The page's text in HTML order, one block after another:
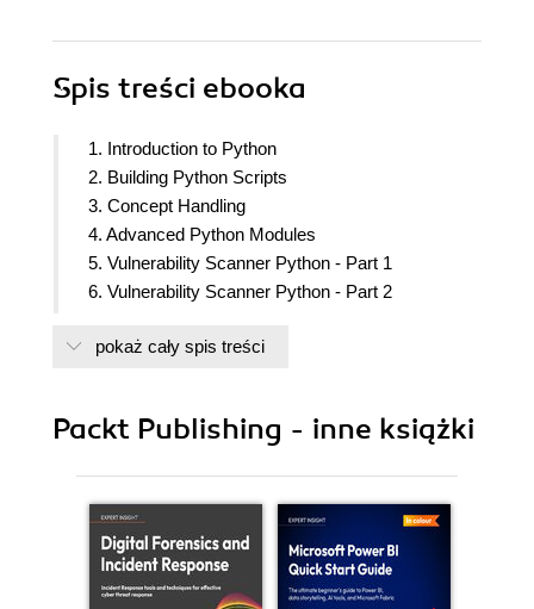
Spis treści ebooka
1. Introduction to Python
2. Building Python Scripts
3. Concept Handling
4. Advanced Python Modules
5. Vulnerability Scanner Python - Part 1
6. Vulnerability Scanner Python - Part 2
8. Automating Web Application Scanning - Part 1
11. Reverse-Engineering Linux Applications
14. Cyber Threat Intelligence
15. Other Wonders of Python
16. Assessments
pokaż cały spis treści
Packt Publishing - inne książki